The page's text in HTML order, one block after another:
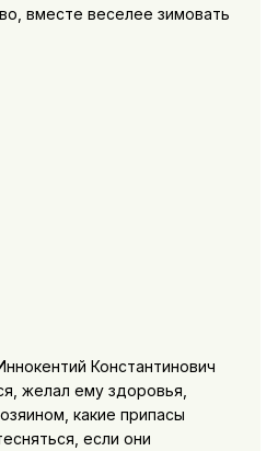
вместе веселее зимовать
Константинович
желал ему здоровья,
какие припасы
если они